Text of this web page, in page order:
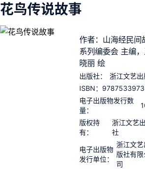
花鸟传说故事
作者：山海经民间
系列编委会 主编
晓丽 绘
出版社：
浙江文艺
ISBN：
电子出版物发行数
量：
版权持
有：
浙江文艺
社
电子出版物
发行单位：
浙江文艺
版社有
司